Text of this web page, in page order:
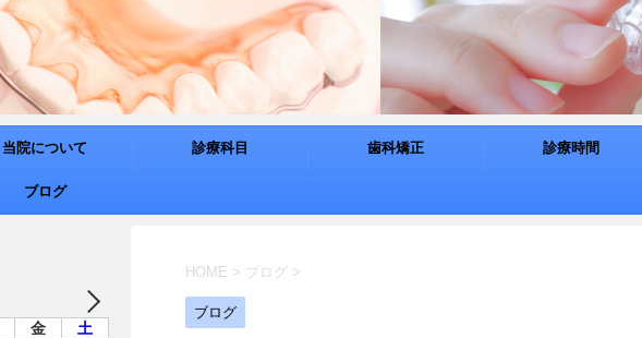
当院について 診療科目 歯科矯正 診療時間
ブログ
HOME > ブログ >
ブログ
金 土